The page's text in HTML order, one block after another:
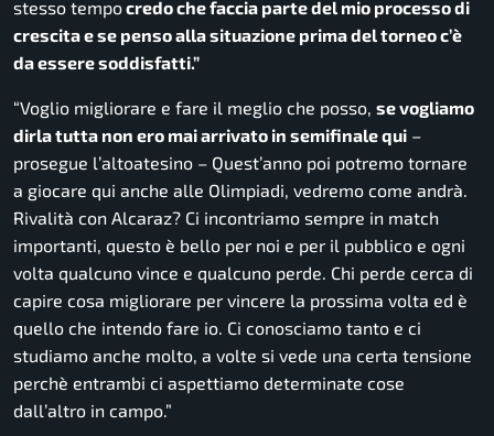
stesso tempocredo che faccia parte del mio processo di
crescita e se penso alla situazione prima del torneo c’è
da essere soddisfatti.”
“Voglio migliorare e fare il meglio che posso, se vogliamo
dirla tutta non ero mai arrivato in semifinale qui –
prosegue l’altoatesino – Quest’anno poi potremo tornare
a giocare qui anche alle Olimpiadi, vedremo come andrà.
Rivalità con Alcaraz? Ci incontriamo sempre in match
importanti, questo è bello per noi e per il pubblico e ogni
volta qualcuno vince e qualcuno perde. Chi perde cerca di
capire cosa migliorare per vincere la prossima volta ed è
quello che intendo fare io. Ci conosciamo tanto e ci
studiamo anche molto, a volte si vede una certa tensione
perchè entrambi ci aspettiamo determinate cose
dall’altro in campo.”